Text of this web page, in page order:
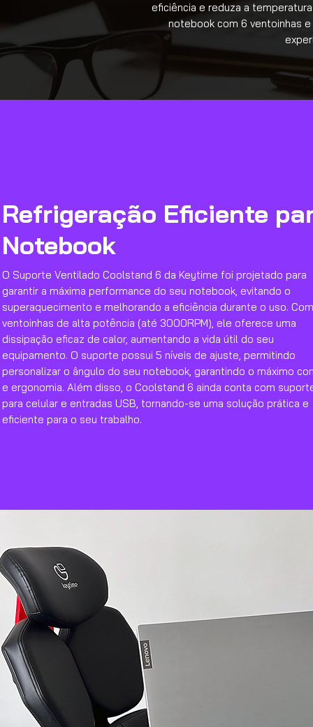
eficiência e reduza a
notebook com 6 ventoinhas
Refrigeração Eficiente
Notebook
O Suporte Ventilado Coolstand 6 da Keytime foi projetado para
garantir a máxima performance do seu notebook, evitando o
superaquecimento e melhorando a eficiência durante o uso.
ventoinhas de alta potência (até 3000RPM), ele oferece uma
dissipação eficaz de calor, aumentando a vida útil do seu
equipamento. O suporte possui 5 níveis de ajuste, permitindo
personalizar o ângulo do seu notebook, garantindo o máximo
e ergonomia. Além disso, o Coolstand 6 ainda conta com
para celular e entradas USB, tornando-se uma solução prática e
eficiente para o seu trabalho.